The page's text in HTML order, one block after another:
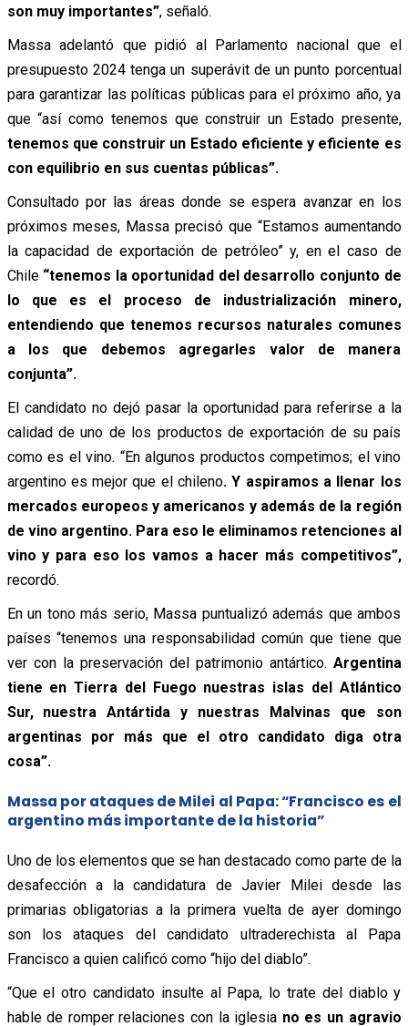
son muy importantes”, señaló.
Massa adelantó que pidió al Parlamento nacional que el
presupuesto 2024 tenga un superávit de un punto porcentual
para garantizar las políticas públicas para el próximo año, ya
que “así como tenemos que construir un Estado presente,
tenemos que construir un Estado eficiente y eficiente es
con equilibrio en sus cuentas públicas”.
Consultado por las áreas donde se espera avanzar en los
próximos meses, Massa precisó que “Estamos aumentando
la capacidad de exportación de petróleo” y, en el caso de
Chile “tenemos la oportunidad del desarrollo conjunto de
lo que es el proceso de industrialización minero,
entendiendo que tenemos recursos naturales comunes
a los que debemos agregarles valor de manera
conjunta”.
El candidato no dejó pasar la oportunidad para referirse a la
calidad de uno de los productos de exportación de su país
como es el vino. “En algunos productos competimos; el vino
argentino es mejor que el chileno. Y aspiramos a llenar los
mercados europeos y americanos y además de la región
de vino argentino. Para eso le eliminamos retenciones al
vino y para eso los vamos a hacer más competitivos”,
recordó.
En un tono más serio, Massa puntualizó además que ambos
países “tenemos una responsabilidad común que tiene que
ver con la preservación del patrimonio antártico. Argentina
tiene en Tierra del Fuego nuestras islas del Atlántico
Sur, nuestra Antártida y nuestras Malvinas que son
argentinas por más que el otro candidato diga otra
cosa”.
Massa por ataques de Milei al Papa: “Francisco es el
argentino más importante de la historia”
Uno de los elementos que se han destacado como parte de la
desafección a la candidatura de Javier Milei desde las
primarias obligatorias a la primera vuelta de ayer domingo
son los ataques del candidato ultraderechista al Papa
Francisco a quien calificó como “hijo del diablo”.
“Que el otro candidato insulte al Papa, lo trate del diablo y
hable de romper relaciones con la iglesia no es un agravio